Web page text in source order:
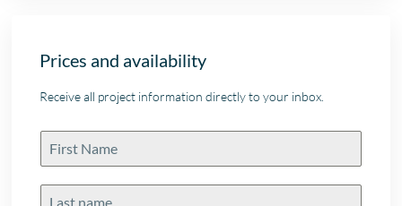
Prices and availability
Receive all project information directly to your inbox.